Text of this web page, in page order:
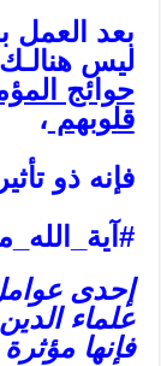
بعد العمل
لیس
حوائج
قلوبهم ،
فإنه ذو
إحدى
علماء
فإنها مؤثرة